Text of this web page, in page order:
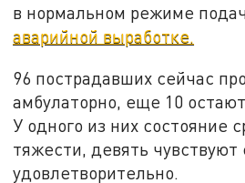
в нормальном режиме
аварийной выработке.
96 пострадавших сейчас
амбулаторно, еще 10
У одного из них состояние
тяжести, девять чувствуют
удовлетворительно.